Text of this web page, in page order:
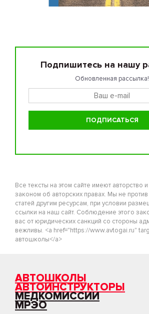
Подпишитесь на нашу
Обновленная рассылка!
Все тексты на этом сайте имеют авторство
законом об авторских правах. Мы не
статей другим ресурсам, при условии
ссылки на наш сайт. Соблюдение этого
вас от юридических санкций со стороны
вежливы. <a href="https://www.avtogai.ru"
автошколы</a>
АВТОШКОЛЫ
АВТОИНСТРУКТОРЫ
МЕДКОМИССИИ
МРЭО